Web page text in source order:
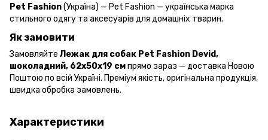
Pet Fashion(Україна) — Pet Fashion — українська марка
стильного одягу та аксесуарів для домашніх тварин.
Як замовити
Замовляйте Лежак для собак Pet Fashion Devid,
шоколадний, 62х50х19 смпрямо зараз — доставка Новою
Поштою по всій Україні. Преміум якість, оригінальна продукція,
швидка обробка замовлень.
Характеристики